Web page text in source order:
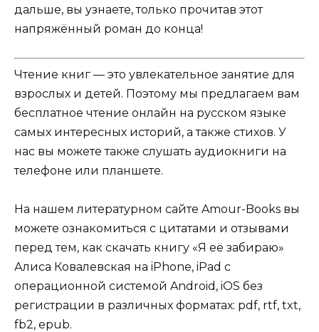
дальше, вы узнаете, только прочитав этот
напряжённый роман до конца!
Чтение книг — это увлекательное занятие для
взрослых и детей. Поэтому мы предлагаем вам
бесплатное чтение онлайн на русском языке
самых интересных историй, а также стихов. У
нас вы можете также слушать аудиокниги на
телефоне или планшете.
На нашем литературном сайте Amour-Books вы
можете ознакомиться с цитатами и отзывами
перед тем, как скачать книгу «Я её забираю»
Алиса Ковалевская на iPhone, iPad с
операционной системой Android, iOS без
регистрации в различных форматах: pdf, rtf, txt,
fb2, epub.